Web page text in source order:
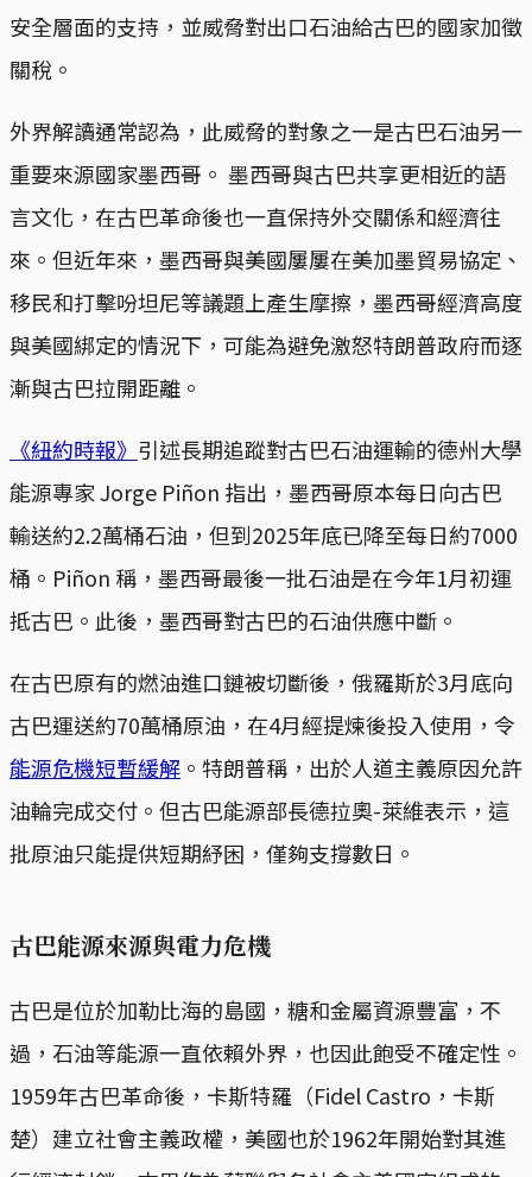
安全層面的支持，並威脅對出口石油給古巴的國家加徵
關稅。
外界解讀通常認為，此威脅的對象之一是古巴石油另一
重要來源國家墨西哥。 墨西哥與古巴共享更相近的語
言文化，在古巴革命後也一直保持外交關係和經濟往
來。但近年來，墨西哥與美國屢屢在美加墨貿易協定、
移民和打擊吩坦尼等議題上產生摩擦，墨西哥經濟高度
與美國綁定的情況下，可能為避免激怒特朗普政府而逐
漸與古巴拉開距離。
《紐約時報》 引述長期追蹤對古巴石油運輸的德州大學
能源專家 Jorge Piñon 指出，墨西哥原本每日向古巴
輸送約2.2萬桶石油，但到2025年底已降至每日約7000
桶。Piñon 稱，墨西哥最後一批石油是在今年1月初運
抵古巴。此後，墨西哥對古巴的石油供應中斷。
在古巴原有的燃油進口鏈被切斷後，俄羅斯於3月底向
古巴運送約70萬桶原油，在4月經提煉後投入使用，令
能源危機短暫緩解 。特朗普稱，出於人道主義原因允許
油輪完成交付。但古巴能源部長德拉奧-萊維表示，這
批原油只能提供短期紓困，僅夠支撐數日。
古巴能源來源與電力危機
古巴是位於加勒比海的島國，糖和金屬資源豐富，不
過，石油等能源一直依賴外界，也因此飽受不確定性。
1959年古巴革命後，卡斯特羅（Fidel Castro，卡斯
楚）建立社會主義政權，美國也於1962年開始對其進